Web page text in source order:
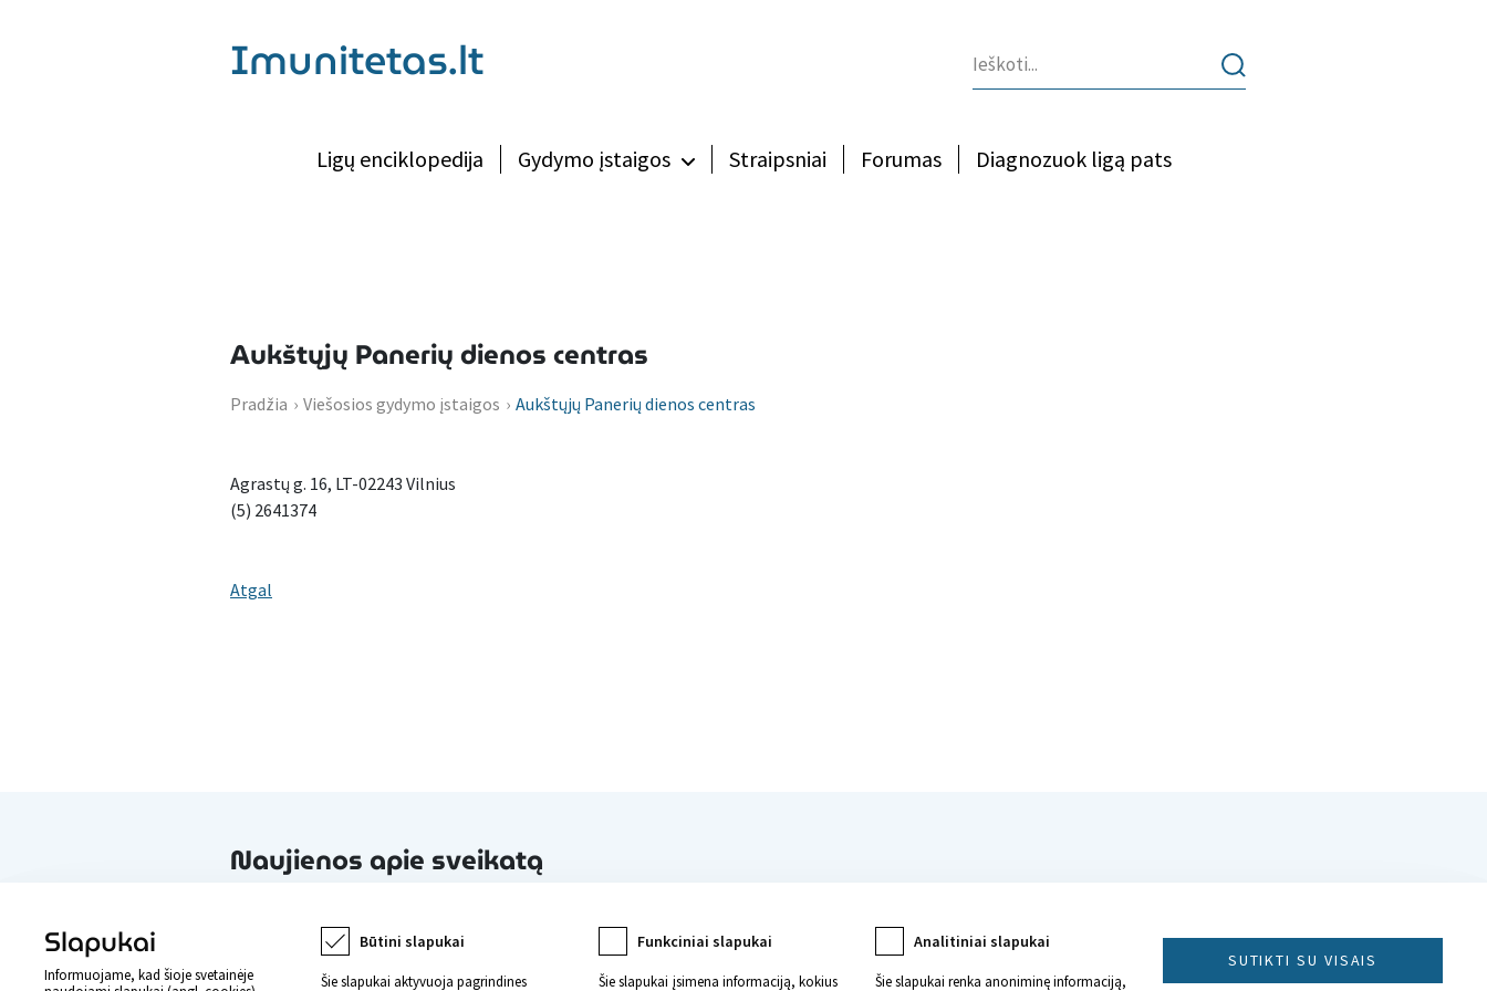
Imunitetas.lt
Ligų enciklopedija Gydymo įstaigos Straipsniai Forumas Diagnozuok ligą pats
Aukštųjų Panerių dienos centras
Pradžia › Viešosios gydymo įstaigos › Aukštųjų Panerių dienos centras
Agrastų g. 16, LT-02243 Vilnius
(5) 2641374
Atgal
Naujienos apie sveikatą
Slapukai
Informuojame, kad šioje svetainėje
Būtini slapukai
Šie slapukai aktyvuoja pagrindines
Funkciniai slapukai
Šie slapukai įsimena informaciją, kokius
Analitiniai slapukai
Šie slapukai renka anoniminę informaciją,
SUTIKTI SU VISAIS